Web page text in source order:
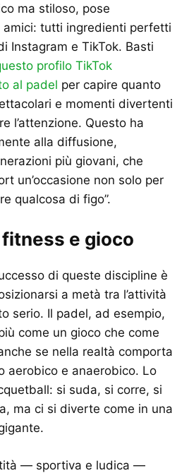
ma stiloso, pose
tutti ingredienti perfetti
Instagram e TikTok. Basti
profilo TikTok
al padel per capire quanto
e momenti divertenti
l’attenzione. Questo ha
alla diffusione,
più giovani, che
un’occasione non solo per
qualcosa di figo”.
e gioco
di queste discipline è
a metà tra l’attività
serio. Il padel, ad esempio,
come un gioco che come
se nella realtà comporta
aerobico e anaerobico. Lo
si suda, si corre, si
ma ci si diverte come in una
— sportiva e ludica —